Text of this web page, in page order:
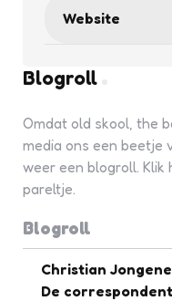
Website
Blogroll
Omdat old skool, the
media ons een beetje
weer een blogroll. Klik
pareltje.
Blogroll
Christian
De correspondent